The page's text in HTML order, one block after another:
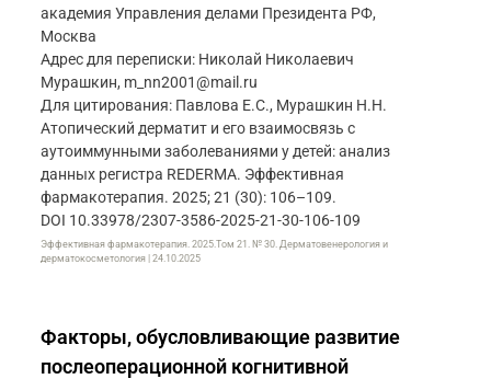
академия Управления делами Президента РФ,
Москва
Адрес для переписки: Николай Николаевич
Мурашкин, m_nn2001@mail.ru
Для цитирования: Павлова Е.С., Мурашкин Н.Н.
Атопический дерматит и его взаимосвязь с
аутоиммунными заболеваниями у детей: анализ
данных регистра REDERMA. Эффективная
фармакотерапия. 2025; 21 (30): 106–109.
DOI 10.33978/2307-3586-2025-21-30-106-109
Эффективная фармакотерапия. 2025.Том 21. № 30. Дерматовенерология и
дерматокосметология | 24.10.2025
Факторы, обусловливающие развитие
послеоперационной когнитивной